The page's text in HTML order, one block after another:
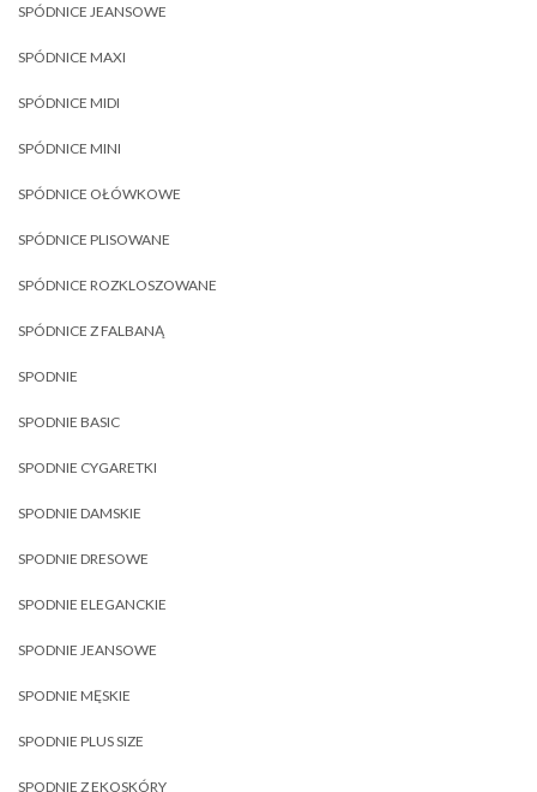
SPÓDNICE JEANSOWE
SPÓDNICE MAXI
SPÓDNICE MIDI
SPÓDNICE MINI
SPÓDNICE OŁÓWKOWE
SPÓDNICE PLISOWANE
SPÓDNICE ROZKLOSZOWANE
SPÓDNICE Z FALBANĄ
SPODNIE
SPODNIE BASIC
SPODNIE CYGARETKI
SPODNIE DAMSKIE
SPODNIE DRESOWE
SPODNIE ELEGANCKIE
SPODNIE JEANSOWE
SPODNIE MĘSKIE
SPODNIE PLUS SIZE
SPODNIE Z EKOSKÓRY